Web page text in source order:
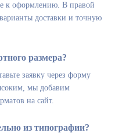
к оформлению. В правой
доставки и точную
размера?
заявку через форму
мы добавим
на сайт.
из типографии?